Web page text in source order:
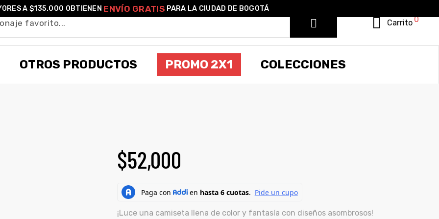
A $135.000 OBTIENEN ENVÍO GRATIS PARA LA CIUDAD DE BOGOTÁ
Carrito0
OTROS PRODUCTOS PROMO 2X1 COLECCIONES
$52,000
¡Luce una camiseta llena de color y fantasía con diseños asombrosos!